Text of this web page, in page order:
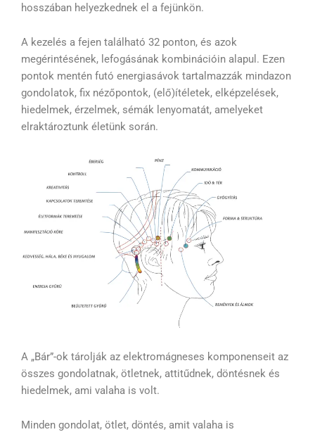
hosszában helyezkednek el a fejünkön.
A kezelés a fejen található 32 ponton, és azok
megérintésének, lefogásának kombinációin alapul. Ezen
pontok mentén futó energiasávok tartalmazzák mindazon
gondolatok, fix nézőpontok, (elő)ítéletek, elképzelések,
hiedelmek, érzelmek, sémák lenyomatát, amelyeket
elraktároztunk életünk során.
A „Bár”-ok tárolják az elektromágneses komponenseit az
összes gondolatnak, ötletnek, attitűdnek, döntésnek és
hiedelmek, ami valaha is volt.
Minden gondolat, ötlet, döntés, amit valaha is